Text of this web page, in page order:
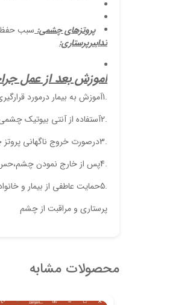
پروتزهای چشمی:سبب حفظ
تدابیرپرستاری:
اموزش بعد از عمل
.1آموزش به بیمار درمورد قرارگیری پانسمان فشاری بزرگ
.2آستفاده از آنتی بیوتیک چشمی 3بار در روز در حفره ی خالی چشم
.3درصورت خروج ناگهانی پروتز چشمی از چشم،بلافاصله باید شسته و خشک گرددو به حفره برگردانده شود.
.4پس از خارج نمودن چشم،حس عمق وارتفاعات کاهش می یابدو بیماران در حرکات خود احتیاط بیشتری نماید.
.5حمایت عاطفی از بیمار و خانواده وی
پرستاری و مراقبت از چشم
محصولات مشابه